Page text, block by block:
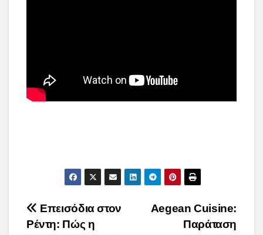
Post
Aegean Cuisine:
Παράταση
Επεισόδια στον
Ρέντη: Πώς η